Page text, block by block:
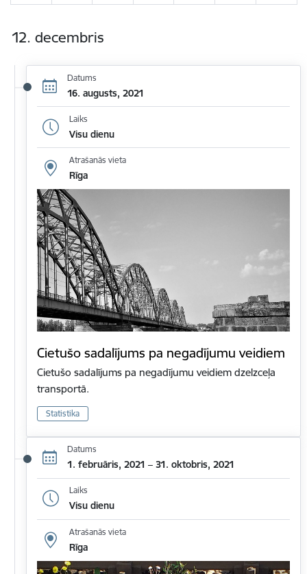
12. decembris
Datums
16. augusts, 2021
Laiks
Visu dienu
Atrašanās vieta
Rīga
Cietušo sadalījums pa negadījumu veidiem
Cietušo sadalījums pa negadījumu veidiem dzelzceļa
transportā.
Statistika
Datums
1. februāris, 2021 – 31. oktobris, 2021
Laiks
Visu dienu
Atrašanās vieta
Rīga